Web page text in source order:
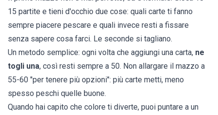
15 partite e tieni d'occhio due cose: quali carte ti fanno
sempre piacere pescare e quali invece resti a fissare
senza sapere cosa farci. Le seconde si tagliano.
Un metodo semplice: ogni volta che aggiungi una carta, ne
togli una, così resti sempre a 50. Non allargare il mazzo a
55-60 "per tenere più opzioni": più carte metti, meno
spesso peschi quelle buone.
Quando hai capito che colore ti diverte, puoi puntare a un